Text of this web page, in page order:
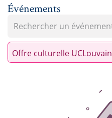
Événements
Offre culturelle UCLouvain